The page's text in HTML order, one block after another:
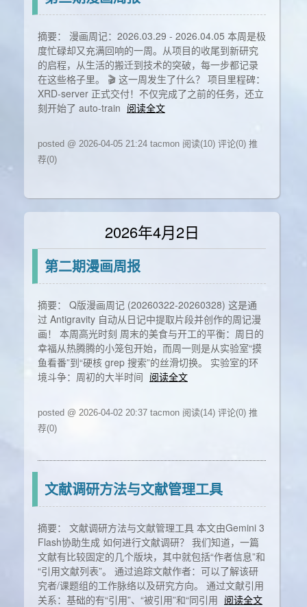
摘要： 漫画周记：2026.03.29 - 2026.04.05 本周是极
度忙碌却又充满回响的一周。从项目的收尾到新研究
的启程，从生活的搬迁到技术的突破，每一步都记录
在这些格子里。 🎬 这一周发生了什么？ 项目里程碑：
XRD-server 正式交付！不仅完成了之前的任务，还立
刻开始了 auto-train 阅读全文
posted @ 2026-04-05 21:24 tacmon 阅读(10) 评论(0) 推
荐(0)
2026年4月2日
第二期漫画周报
摘要： Q版漫画周记 (20260322-20260328) 这是通
过 Antigravity 自动从日记中提取片段并创作的周记漫
画！ 本周高光时刻 周末的美食与开工的平衡：周日的
幸福从热腾腾的小笼包开始，而周一则是从实验室“摸
鱼看番”到“硬核 grep 搜索”的丝滑切换。 实验室的环
境斗争：周初的大半时间 阅读全文
posted @ 2026-04-02 20:37 tacmon 阅读(14) 评论(0) 推
荐(0)
文献调研方法与文献管理工具
摘要： 文献调研方法与文献管理工具 本文由Gemini 3
Flash协助生成 如何进行文献调研？ 我们知道，一篇
文献有比较固定的几个版块，其中就包括“作者信息”和
“引用文献列表”。 通过追踪文献作者：可以了解该研
究者/课题组的工作脉络以及研究方向。 通过文献引用
关系：基础的有“引用”、“被引用”和“同引用 阅读全文